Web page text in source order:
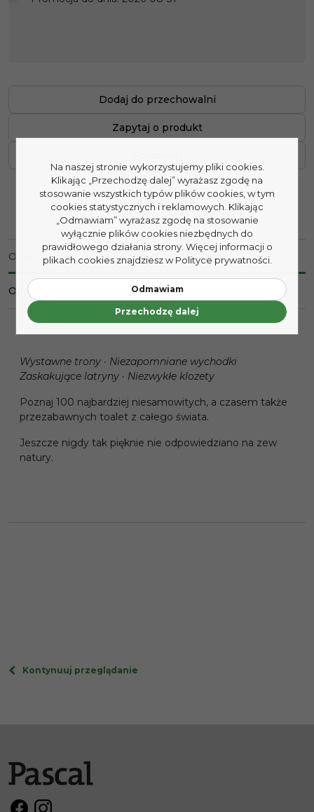
Dodaj do przechowalni
Zapytaj o produkt
Opis
Opinie
Wystawne trony · Niezapomniane wychodki
Zaskakujące latryny · Niezwykłe klozety
Poznaj 100 najbardziej niesamowitych, a czasem także
przezabawnych toalet z całego świata.
Jeszcze nigdy tak pięknie nie odpowiedziano na zew
natury.
Kontynuuj przeglądanie
Na naszej stronie wykorzystujemy pliki cookies.
Klikając „Przechodzę dalej” wyrażasz zgodę na
stosowanie wszystkich typów plików cookies, w tym
cookies statystycznych i reklamowych. Klikając
„Odmawiam” wyrażasz zgodę na stosowanie
wyłącznie plików cookies niezbędnych do
prawidłowego działania strony. Więcej informacji o
plikach cookies znajdziesz w Polityce prywatności.
Odmawiam
Przechodzę dalej